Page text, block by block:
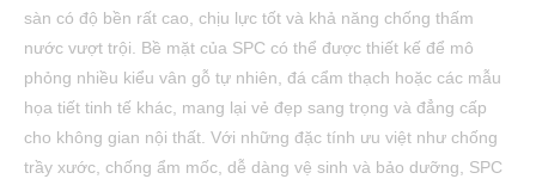
sàn có độ bền rất cao, chịu lực tốt và khả năng chống thấm
nước vượt trội. Bề mặt của SPC có thể được thiết kế để mô
phỏng nhiều kiểu vân gỗ tự nhiên, đá cẩm thạch hoặc các mẫu
họa tiết tinh tế khác, mang lại vẻ đẹp sang trọng và đẳng cấp
cho không gian nội thất. Với những đặc tính ưu việt như chống
trầy xước, chống ẩm mốc, dễ dàng vệ sinh và bảo dưỡng, SPC